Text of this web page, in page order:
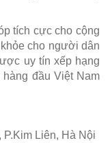
tích cực cho cộng
cho người dân
uy tín xếp hạng
đầu Việt Nam
Liên, Hà Nội